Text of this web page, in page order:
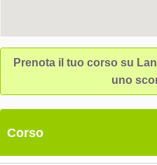
Prenota il tuo corso su
uno
Corso